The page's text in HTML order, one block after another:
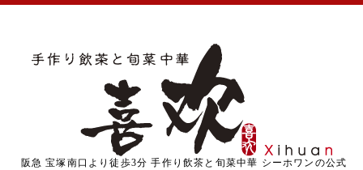
阪急 宝塚南口より徒歩3分 手作り飲茶と旬菜中華 シーホワンの公式